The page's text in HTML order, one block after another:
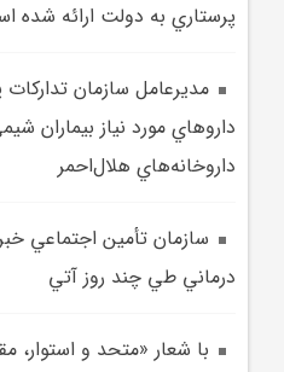
پرستاري به دولت ارائه شده
مديرعامل سازمان
داروهاي مورد نياز بيماران
داروخانه‌هاي هلال‌احمر
سازمان تأمين اجتماعي
درماني طي چند روز آتي
با شعار «متحد و استوار،